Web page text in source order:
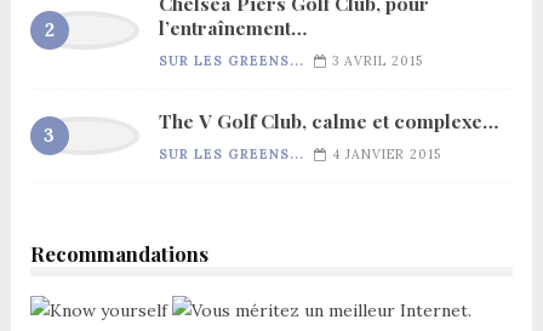
l’entraînement…
SUR LES GREENS... 3 AVRIL 2015
The V Golf Club, calme et complexe…
SUR LES GREENS... 4 JANVIER 2015
Recommandations